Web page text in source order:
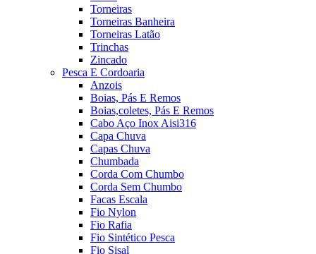
Torneiras
Torneiras Banheira
Torneiras Latão
Trinchas
Zincado
Pesca E Cordoaria
Anzois
Boias, Pás E Remos
Boias,coletes, Pás E Remos
Cabo Aço Inox Aisi316
Capa Chuva
Capas Chuva
Chumbada
Corda Com Chumbo
Corda Sem Chumbo
Facas Escala
Fio Nylon
Fio Rafia
Fio Sintético Pesca
Fio Sisal